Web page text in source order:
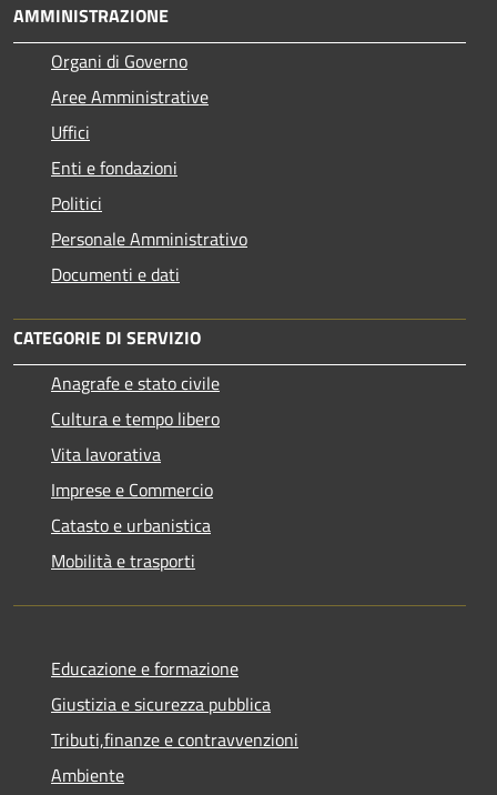
AMMINISTRAZIONE
Organi di Governo
Aree Amministrative
Uffici
Enti e fondazioni
Politici
Personale Amministrativo
Documenti e dati
CATEGORIE DI SERVIZIO
Anagrafe e stato civile
Cultura e tempo libero
Vita lavorativa
Imprese e Commercio
Catasto e urbanistica
Mobilità e trasporti
Educazione e formazione
Giustizia e sicurezza pubblica
Tributi,finanze e contravvenzioni
Ambiente